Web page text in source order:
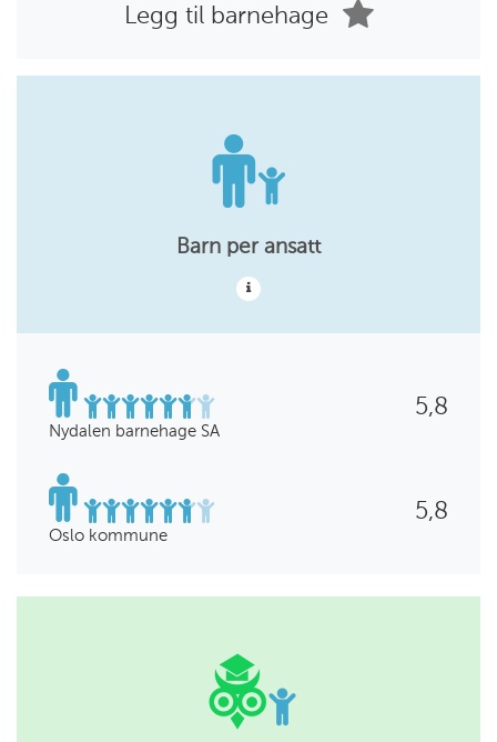
Legg til barnehage
Barn per ansatt
5,8
Nydalen barnehage SA
5,8
Oslo kommune